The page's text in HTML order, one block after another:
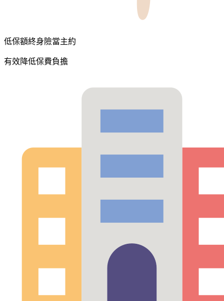
低保額終身險當主約
有效降低保費負擔